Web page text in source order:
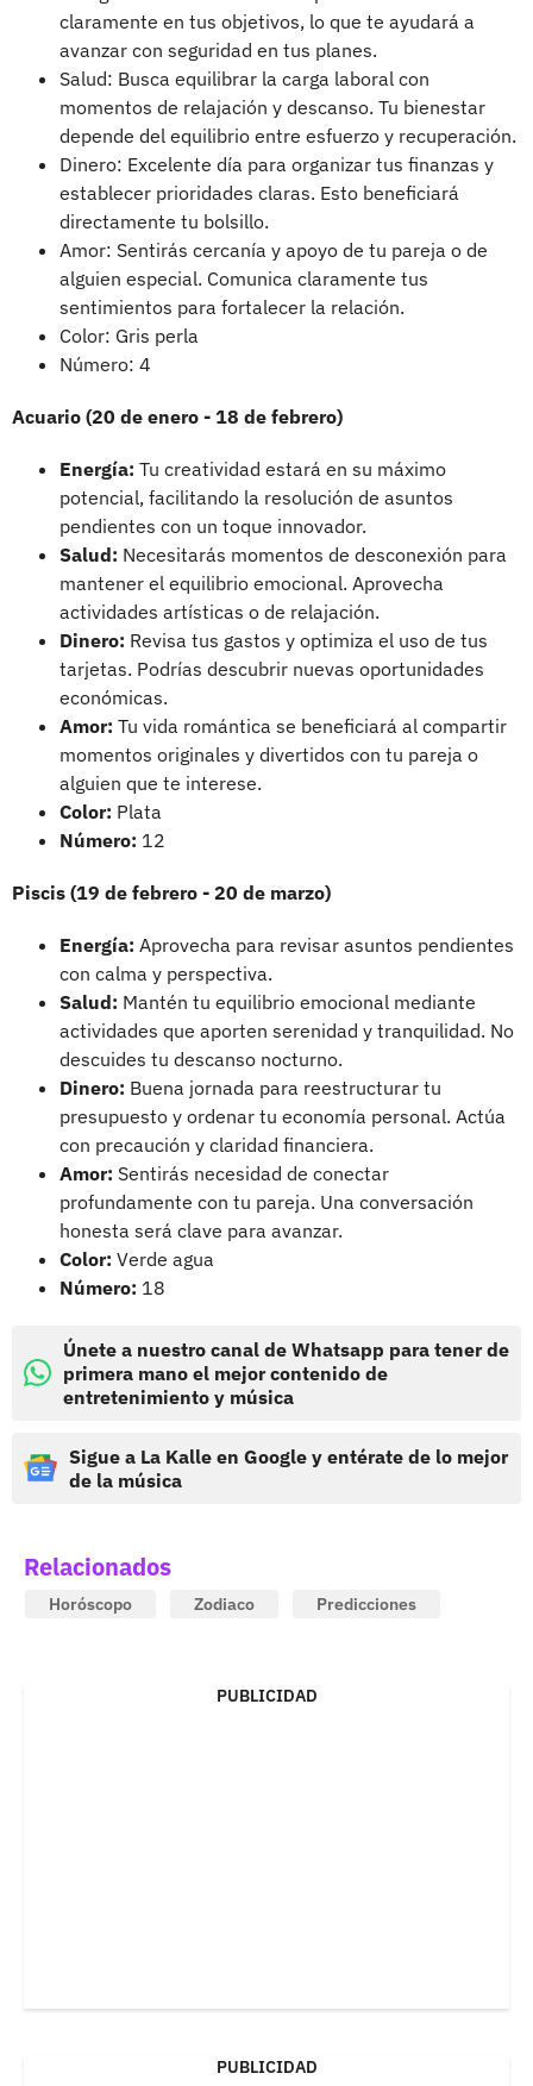
claramente en tus objetivos, lo que te ayudará a
avanzar con seguridad en tus planes.
Salud: Busca equilibrar la carga laboral con
momentos de relajación y descanso. Tu bienestar
depende del equilibrio entre esfuerzo y recuperación.
Dinero: Excelente día para organizar tus finanzas y
establecer prioridades claras. Esto beneficiará
directamente tu bolsillo.
Amor: Sentirás cercanía y apoyo de tu pareja o de
alguien especial. Comunica claramente tus
sentimientos para fortalecer la relación.
Color: Gris perla
Número: 4
Acuario (20 de enero - 18 de febrero)
Energía: Tu creatividad estará en su máximo
potencial, facilitando la resolución de asuntos
pendientes con un toque innovador.
Salud: Necesitarás momentos de desconexión para
mantener el equilibrio emocional. Aprovecha
actividades artísticas o de relajación.
Dinero: Revisa tus gastos y optimiza el uso de tus
tarjetas. Podrías descubrir nuevas oportunidades
económicas.
Amor: Tu vida romántica se beneficiará al compartir
momentos originales y divertidos con tu pareja o
alguien que te interese.
Color: Plata
Número: 12
Piscis (19 de febrero - 20 de marzo)
Energía: Aprovecha para revisar asuntos pendientes
con calma y perspectiva.
Salud: Mantén tu equilibrio emocional mediante
actividades que aporten serenidad y tranquilidad. No
descuides tu descanso nocturno.
Dinero: Buena jornada para reestructurar tu
presupuesto y ordenar tu economía personal. Actúa
con precaución y claridad financiera.
Amor: Sentirás necesidad de conectar
profundamente con tu pareja. Una conversación
honesta será clave para avanzar.
Color: Verde agua
Número: 18
Únete a nuestro canal de Whatsapp para tener de
primera mano el mejor contenido de
entretenimiento y música
Sigue a La Kalle en Google y entérate de lo mejor
de la música
Relacionados
Horóscopo Zodiaco Predicciones
PUBLICIDAD
PUBLICIDAD